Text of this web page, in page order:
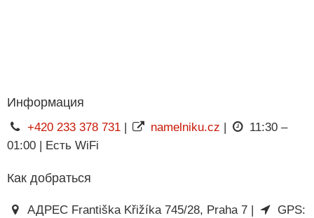
Информация
+420 233 378 731| namelniku.cz |
11:30 –
01:00 | Есть WiFi
Как добраться
АДРЕС Františka Křižíka 745/28, Praha 7 |
GPS: